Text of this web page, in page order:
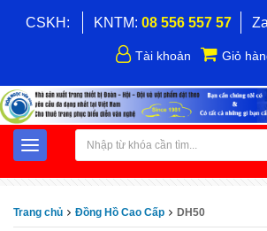
CSKH: KNTM: 08 556 557 57
Tài khoản Giỏ
Trang chủ Đồng Hồ Cao Cấp DH50